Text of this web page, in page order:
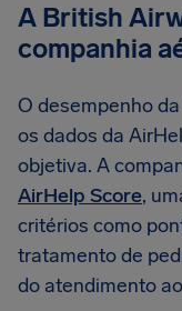
A British
companhia
O desempenho
os dados da
objetiva. A
AirHelp Score,
critérios como
tratamento de
do atendimento